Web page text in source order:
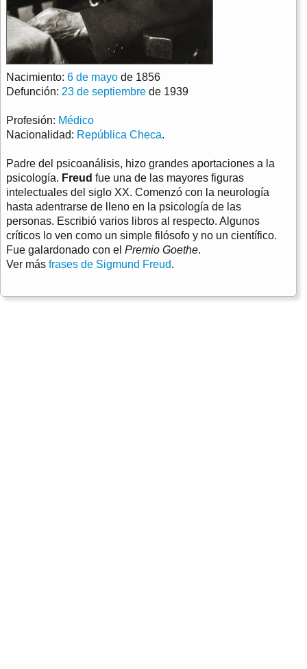
Nacimiento: 6 de mayo de 1856
Defunción: 23 de septiembre de 1939
Profesión: Médico
Nacionalidad: República Checa.
Padre del psicoanálisis, hizo grandes aportaciones a la
psicología. Freud fue una de las mayores figuras
intelectuales del siglo XX. Comenzó con la neurología
hasta adentrarse de lleno en la psicología de las
personas. Escribió varios libros al respecto. Algunos
críticos lo ven como un simple filósofo y no un científico.
Fue galardonado con el Premio Goethe.
Ver más frases de Sigmund Freud.